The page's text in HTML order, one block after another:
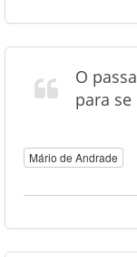
O
para
Mário de Andrade